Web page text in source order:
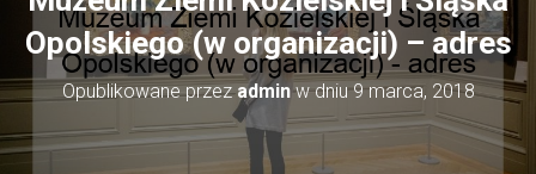
Opolskiego (w organizacji) – adres
Opublikowane przezadminw dniu9 marca, 2018